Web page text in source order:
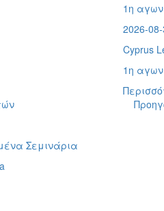
1η
2026-
Cyprus
1η
Σεμινάρια